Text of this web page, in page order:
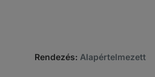
Rendezés: Alapértelmezett